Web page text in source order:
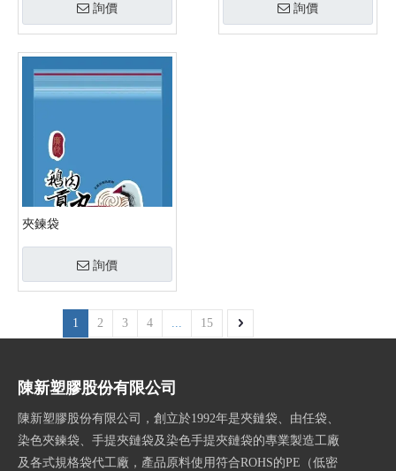
詢價 詢價
夾鍊袋
詢價
1 2 3 4 ... 15
陳新塑膠股份有限公司
陳新塑膠股份有限公司，創立於1992年是夾鏈袋、由任袋、
染色夾鍊袋、手提夾鏈袋及染色手提夾鏈袋的專業製造工廠
及各式規格袋代工廠，產品原料使用符合ROHS的PE（低密